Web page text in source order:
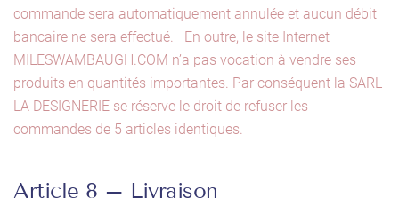
commande sera automatiquement annulée et aucun débit
bancaire ne sera effectué. En outre, le site Internet
MILESWAMBAUGH.COM n’a pas vocation à vendre ses
produits en quantités importantes. Par conséquent la SARL
LA DESIGNERIE se réserve le droit de refuser les
commandes de 5 articles identiques.
Article 8 – Livraison